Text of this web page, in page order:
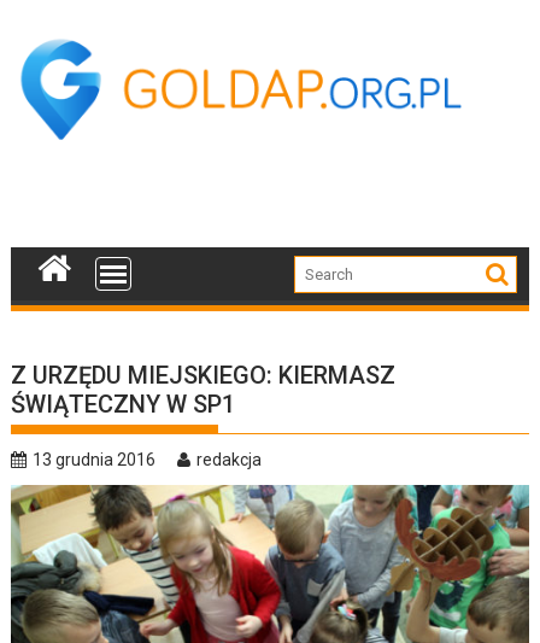
content
Z URZĘDU MIEJSKIEGO: KIERMASZ
ŚWIĄTECZNY W SP1
13 grudnia 2016 redakcja